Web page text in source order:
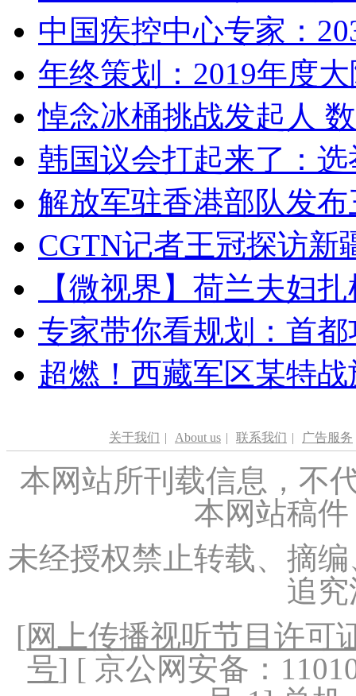
中国疾控中心专家：
年终策划：2019年度
悼念冰桶挑战发起人
韩国议会打起来了：
解放军驻香港部队发
CGTN记者王冠探访新
【微视界】荷兰夫妇
专家带你看规划：首
超燃！西藏军区某特
关于我们 | About us | 联系我们 | 广告服务
本网站所刊载信息，不
本网站稿
未经授权禁止转载、摘
追
[网上传播视听节目许可
号] [ 京公网安备：